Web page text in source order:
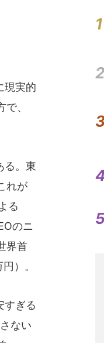
現実的
、
る。東
れが
る
のニ
界首
）。
すぎる
ない